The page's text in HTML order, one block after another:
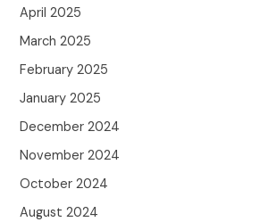
April 2025
March 2025
February 2025
January 2025
December 2024
November 2024
October 2024
August 2024